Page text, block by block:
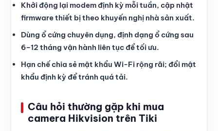
Khởi động lại modem định kỳ mỗi tuần, cập nhật
firmware thiết bị theo khuyến nghị nhà sản xuất.
Dùng ổ cứng chuyên dụng, định dạng ổ cứng sau
6–12 tháng vận hành liên tục để tối ưu.
Hạn chế chia sẻ mật khẩu Wi-Fi rộng rãi; đổi mật
khẩu định kỳ để tránh quá tải.
Câu hỏi thường gặp khi mua
camera Hikvision trên Tiki